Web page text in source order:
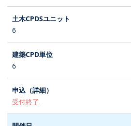
6
6
受付終了